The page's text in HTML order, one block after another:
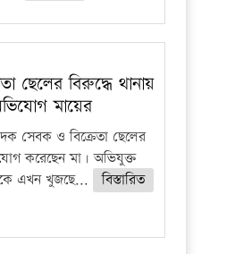
ছেলের বিরুদ্ধে থানায়
মায়ের
সেবক ও বিক্রেতা ছেলের
করেছেন মা। অভিযুক্ত
এখন খুজছে...
বিস্তারিত